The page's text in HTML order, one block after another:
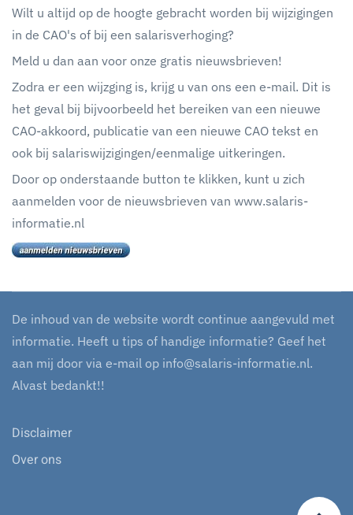
Wilt u altijd op de hoogte gebracht worden bij wijzigingen
in de CAO's of bij een salarisverhoging?
Meld u dan aan voor onze gratis nieuwsbrieven!
Zodra er een wijzging is, krijg u van ons een e-mail. Dit is
het geval bij bijvoorbeeld het bereiken van een nieuwe
CAO-akkoord, publicatie van een nieuwe CAO tekst en
ook bij salariswijzigingen/eenmalige uitkeringen.
Door op onderstaande button te klikken, kunt u zich
aanmelden voor de nieuwsbrieven van www.salaris-
informatie.nl
De inhoud van de website wordt continue aangevuld met
informatie. Heeft u tips of handige informatie? Geef het
aan mij door via e-mail op info@salaris-informatie.nl.
Alvast bedankt!!
Disclaimer
Over ons